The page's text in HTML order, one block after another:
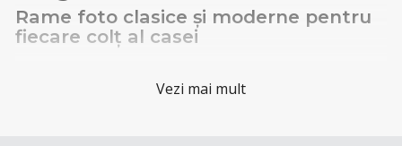
Rame foto clasice și moderne pentru
fiecare colț al casei
Vezi mai mult